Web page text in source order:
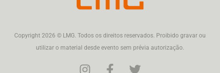
Copyright 2026 © LMG. Todos os direitos reservados. Proibido gravar ou
utilizar o material desde evento sem prévia autorização.